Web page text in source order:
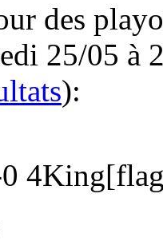
des
25/05 à
):